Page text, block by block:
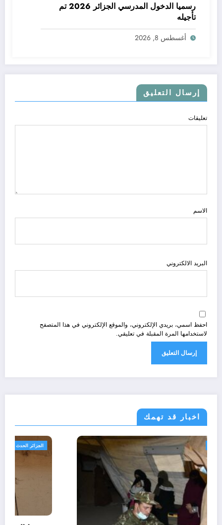
رسميا الدخول المدرسي الجزائر 2026 تم
تأجيله
أغسطس 8, 2026
إرسال التعليق
تعليقات
الاسم
البريد الالكتروني
احفظ اسمي، بريدي الإلكتروني، والموقع الإلكتروني في هذا المتصفح
لاستخدامها المرة المقبلة في تعليقي.
اخبار قد تهمك
الحدث امن و استراتيجيا